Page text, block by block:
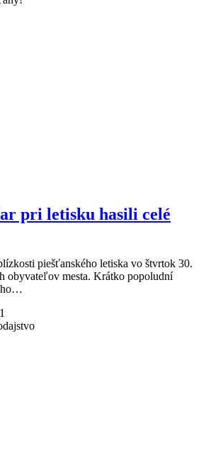
pri letisku hasili celé
piešťanského letiska vo štvrtok 30.
obyvateľov mesta. Krátko popoludní